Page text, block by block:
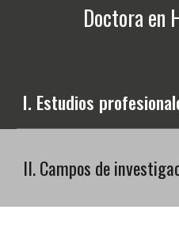
Doctora en
I. Estudios
II. Campos de